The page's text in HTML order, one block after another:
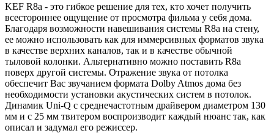
KEF R8a - это гибкое решение для тех, кто хочет получить
всестороннее ощущение от просмотра фильма у себя дома.
Благодаря возможности навешивания системы R8a на стену,
ее можно использовать как для иммерсивных форматов звука
в качестве верхних каналов, так и в качестве обычной
тыловой колонки. Альтернативно можно поставить R8a
поверх другой системы. Отражение звука от потолка
обеспечит Вас звучанием формата Dolby Atmos дома без
необходимости установки акустических систем в потолок.
Динамик Uni-Q с среднечастотным драйвером диаметром 130
мм и с 25 мм твитером воспроизводит каждый нюанс так, как
описал и задумал его режиссер.